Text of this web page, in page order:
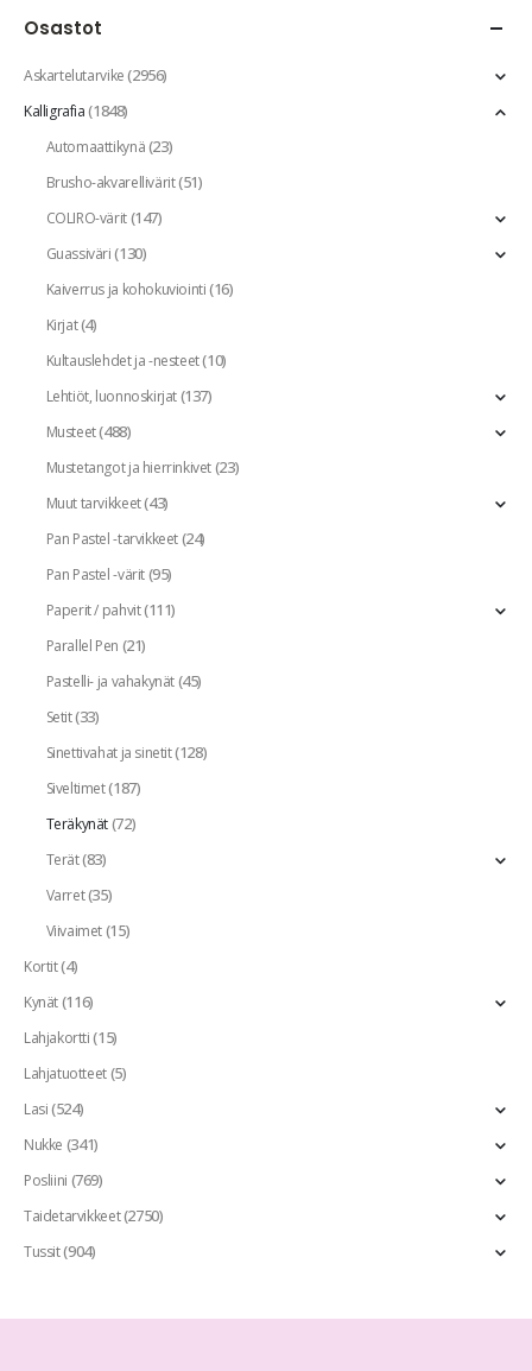
Osastot
Askartelutarvike(2956)
Kalligrafia(1848)
Automaattikynä(23)
Brusho-akvarellivärit(51)
COLIRO-värit(147)
Guassiväri(130)
Kaiverrus ja kohokuviointi(16)
Kirjat(4)
Kultauslehdet ja -nesteet(10)
Lehtiöt, luonnoskirjat(137)
Musteet(488)
Mustetangot ja hierrinkivet(23)
Muut tarvikkeet(43)
Pan Pastel -tarvikkeet(24)
Pan Pastel -värit(95)
Paperit / pahvit(111)
Parallel Pen (21)
Pastelli- ja vahakynät(45)
Setit(33)
Sinettivahat ja sinetit(128)
Siveltimet(187)
Teräkynät(72)
Terät(83)
Varret(35)
Viivaimet(15)
Kortit(4)
Kynät(116)
Lahjakortti(15)
Lahjatuotteet(5)
Lasi(524)
Nukke (341)
Posliini (769)
Taidetarvikkeet(2750)
Tussit(904)